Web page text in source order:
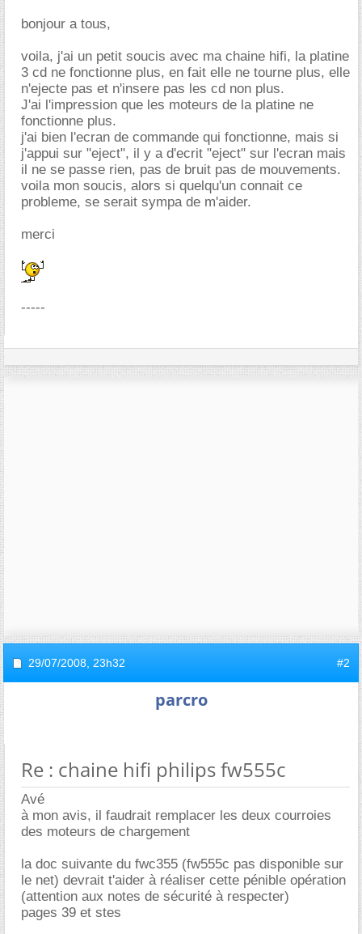
bonjour a tous,
voila, j'ai un petit soucis avec ma chaine hifi, la platine
3 cd ne fonctionne plus, en fait elle ne tourne plus, elle
n'ejecte pas et n'insere pas les cd non plus.
J'ai l'impression que les moteurs de la platine ne
fonctionne plus.
j'ai bien l'ecran de commande qui fonctionne, mais si
j'appui sur "eject", il y a d'ecrit "eject" sur l'ecran mais
il ne se passe rien, pas de bruit pas de mouvements.
voila mon soucis, alors si quelqu'un connait ce
probleme, se serait sympa de m'aider.
merci
-----
29/07/2008, 23h32 #2
parcro
Re : chaine hifi philips fw555c
Avé
à mon avis, il faudrait remplacer les deux courroies
des moteurs de chargement
la doc suivante du fwc355 (fw555c pas disponible sur
le net) devrait t'aider à réaliser cette pénible opération
(attention aux notes de sécurité à respecter)
pages 39 et stes